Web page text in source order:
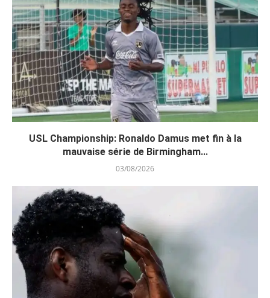
USL Championship: Ronaldo Damus met fin à la
mauvaise série de Birmingham...
03/08/2026